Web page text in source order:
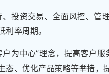
投资交易、全面风控、管
率周期。
户为中心”理念，提高客户
、优化产品策略等举措，